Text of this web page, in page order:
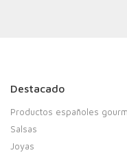
Destacado
Productos españoles
Salsas
Joyas